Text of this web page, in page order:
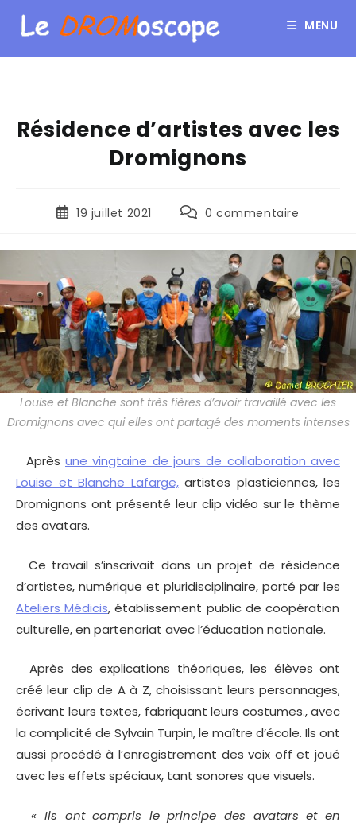
MENU
Résidence d’artistes avec les
Dromignons
19 juillet 2021 0 commentaire
Louise et Blanche sont très fières d’avoir travaillé avec les
Dromignons avec qui elles ont partagé des moments intenses
Après une vingtaine de jours de collaboration avec
Louise et Blanche Lafarge,artistes plasticiennes, les
Dromignons ont présenté leur clip vidéo sur le thème
des avatars.
Ce travail s’inscrivait dans un projet de résidence
d’artistes, numérique et pluridisciplinaire, porté par les
Ateliers Médicis, établissement public de coopération
culturelle, en partenariat avec l’éducation nationale.
Après des explications théoriques, les élèves ont
créé leur clip de A à Z, choisissant leurs personnages,
écrivant leurs textes, fabriquant leurs costumes., avec
la complicité de Sylvain Turpin, le maître d’école. Ils ont
aussi procédé à l’enregistrement des voix off et joué
avec les effets spéciaux, tant sonores que visuels.
« Ils ont compris le principe des avatars et en